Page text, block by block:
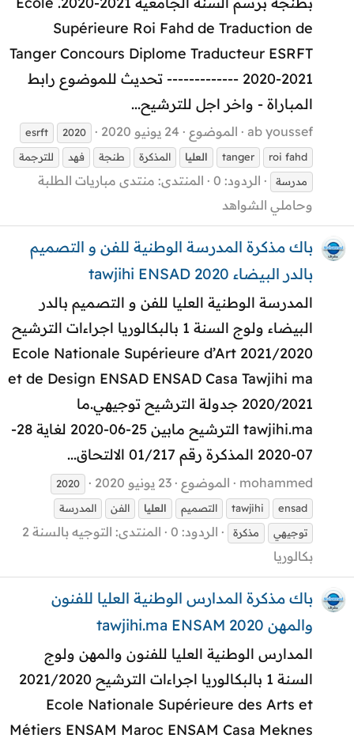
Supérieure Roi Fahd de Traduction de
Tanger Concours Diplome Traducteur ESRFT
2020-2021 ------------- تحديث للموضوع رابط
المباراة - واخر اجل للترشيح...
ab youssef الموضوع 24 يونيو 2020 2020
esrft
roi fahd
tanger العليا المذكرة طنجة فهد
للترجمة
مدرسة
الردود: 0 المنتدى: منتدى مباريات الطلبة
وحاملي الشواهد
باك مذكرة المدرسة الوطنية للفن و التصميم
بالدر البيضاء tawjihi ENSAD 2020
المدرسة الوطنية العليا للفن و التصميم بالدر
البيضاء ولوج السنة 1 بالبكالوريا اجراءات الترشيح
2021/2020 Ecole Nationale Supérieure d’Art
et de Design ENSAD ENSAD Casa Tawjihi ma
2020/2021 جدولة الترشيح توجيهي.ما
tawjihi.ma الترشيح مابين 25-06-2020 لغاية 28-
07-2020 المذكرة رقم 01/217 الالتحاق...
mohammed الموضوع 23 يونيو 2020
2020
ensad
tawjihi التصميم العليا الفن
المدرسة
توجيهي
مذكرة الردود: 0 المنتدى:
التوجيه بالسنة 2
بكالوريا
باك مذكرة المدارس الوطنية العليا للفنون
والمهن tawjihi.ma ENSAM 2020
المدارس الوطنية العليا للفنون والمهن ولوج
السنة 1 بالبكالوريا اجراءات الترشيح 2021/2020
Ecole Nationale Supérieure des Arts et
Métiers ENSAM Maroc ENSAM Casa Meknes